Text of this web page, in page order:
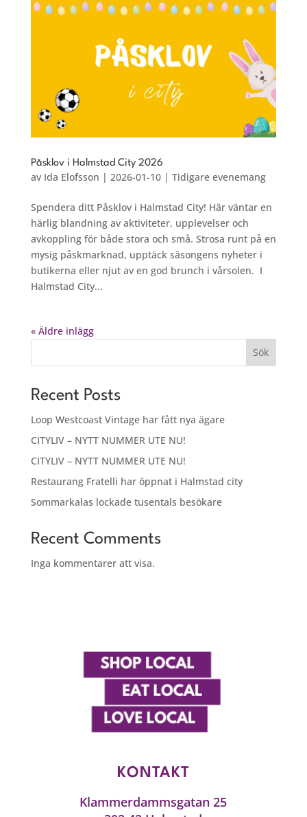
Påsklov i Halmstad City 2026
av Ida Elofsson | 2026-01-10| Tidigare evenemang
Spendera ditt Påsklov i Halmstad City! Här väntar en
härlig blandning av aktiviteter, upplevelser och
avkoppling för både stora och små. Strosa runt på en
mysig påskmarknad, upptäck säsongens nyheter i
butikerna eller njut av en god brunch i vårsolen. I
Halmstad City...
« Äldre inlägg
Sök
Recent Posts
Loop Westcoast Vintage har fått nya ägare
CITYLIV – NYTT NUMMER UTE NU!
CITYLIV – NYTT NUMMER UTE NU!
Restaurang Fratelli har öppnat i Halmstad city
Sommarkalas lockade tusentals besökare
Recent Comments
Inga kommentarer att visa.
KONTAKT
Klammerdammsgatan 25